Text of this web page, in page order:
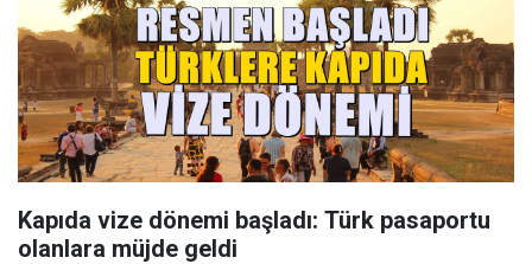
Kapıda vize dönemi başladı: Türk pasaportu
olanlara müjde geldi